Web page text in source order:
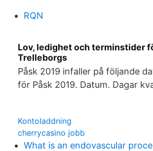
RQN
Lov, ledighet och terminstider
Trelleborgs
Påsk 2019 infaller på följande
för Påsk 2019. Datum. Dagar
Kontoladdning
cherrycasino jobb
What is an endovascular